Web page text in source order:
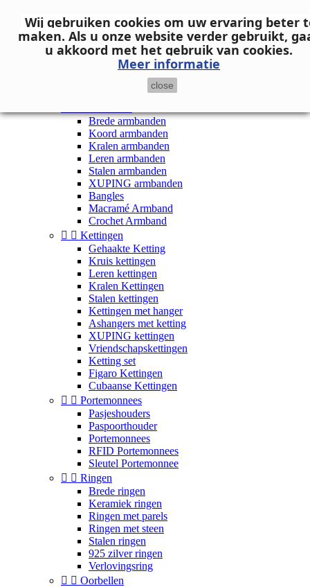
Inloggen
shopping_cart Winkelwagen (0)
Brede armbanden
Koord armbanden
Kralen armbanden
Leren armbanden
Stalen armbanden
XUPING armbanden
Bangles
Macramé Armband
Crochet Armband
  Kettingen
Gehaakte Ketting
Kruis kettingen
Leren kettingen
Kralen Kettingen
Stalen kettingen
Kettingen met hanger
Ashangers met ketting
XUPING kettingen
Vriendschapskettingen
Ketting set
Figaro Kettingen
Cubaanse Kettingen
  Portemonnees
Pasjeshouders
Paspoorthouder
Portemonnees
RFID Portemonnees
Sleutel Portemonnee
  Ringen
Brede ringen
Keramiek ringen
Ringen met parels
Ringen met steen
Stalen ringen
925 zilver ringen
Verlovingsring
  Oorbellen
Wij gebruiken cookies om uw ervaring beter
maken. Als u onze website verder gebruikt,
u akkoord met het gebruik van cookies.
Meer informatie
close